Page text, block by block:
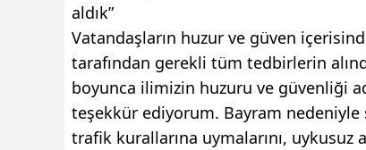
aldık”
Vatandaşların huzur ve güven
tarafından gerekli tüm tedbirlerin
boyunca ilimizin huzuru ve güvenliği
teşekkür ediyorum. Bayram nedeniyle
trafik kurallarına uymalarını, uykusuz